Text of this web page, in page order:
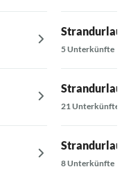
Strandurlaub
5 Unterkünfte
Strandurlaub
21 Unterkünfte
Strandurlaub
8 Unterkünfte